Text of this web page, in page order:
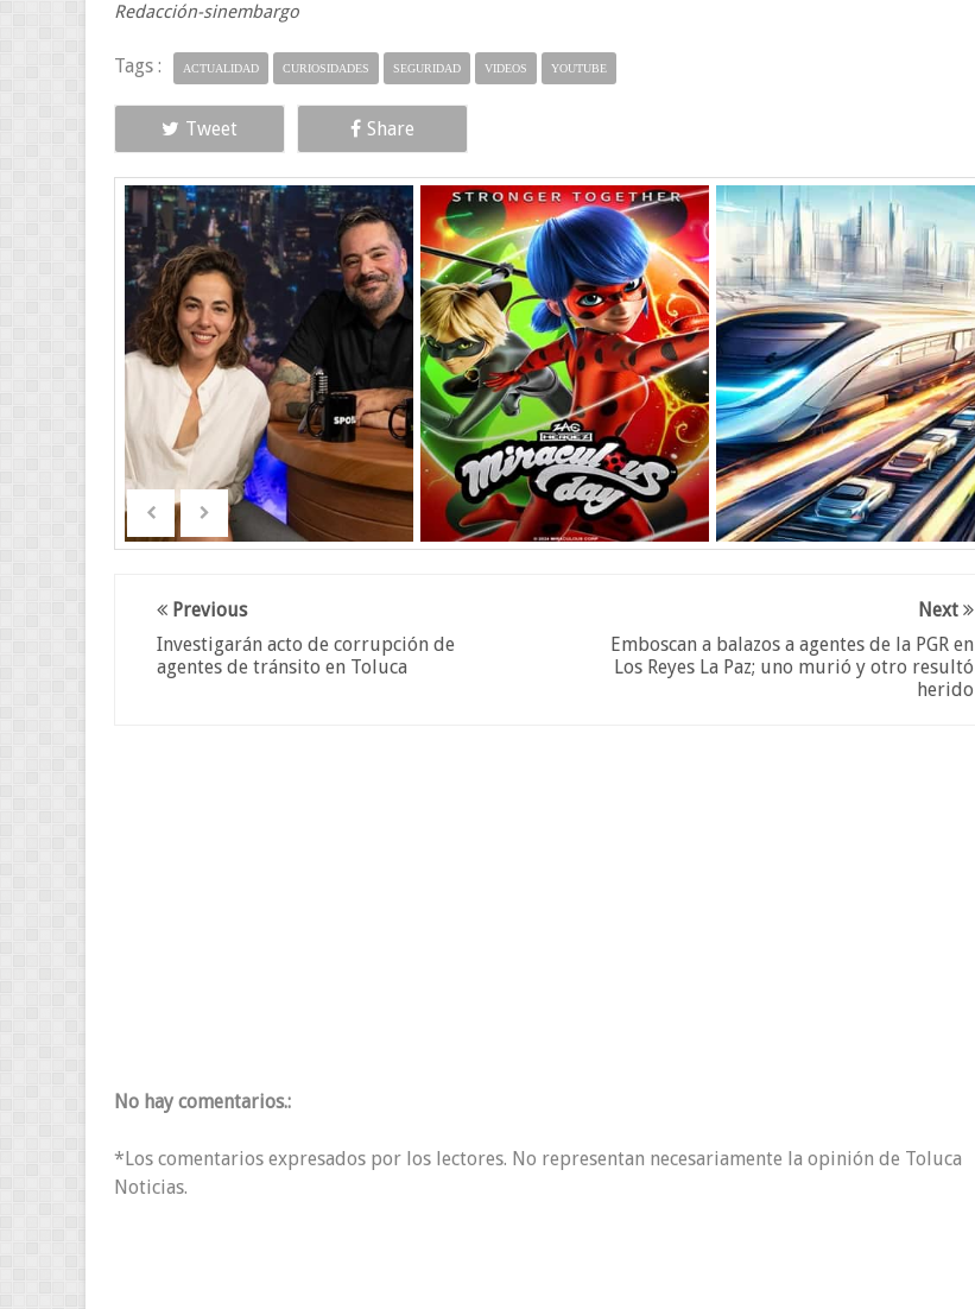
Redacción-sinembargo
Tags : ACTUALIDAD CURIOSIDADES SEGURIDAD VIDEOS YOUTUBE
Tweet Share
Next
Emboscan a balazos a agentes de la PGR en
Los Reyes La Paz; uno murió y otro resultó
herido
Previous
Investigarán acto de corrupción de
agentes de tránsito en Toluca
No hay comentarios.:
*Los comentarios expresados por los lectores. No representan necesariamente la opinión de Toluca
Noticias.